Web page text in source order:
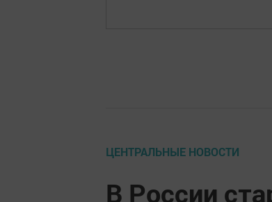
ЦЕНТРАЛЬНЫЕ НОВОСТИ
В России